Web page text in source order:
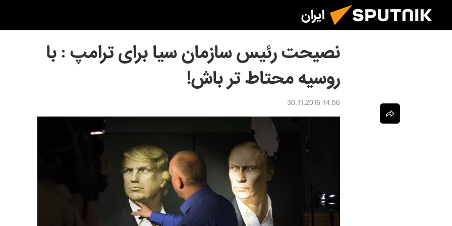
ایران
نصیحت رئیس سازمان سیا برای ترامپ : با
روسیه محتاط تر باش!
14:56 30.11.2016